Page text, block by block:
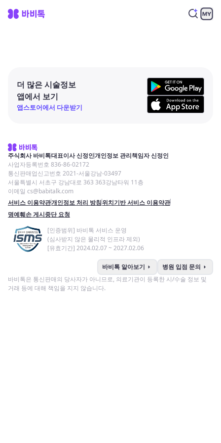
더 많은 시술정보
앱에서 보기
앱스토어에서 다운받기
주식회사 바비톡대표이사 신정인개인정보 관리책임자 신정인
사업자등록번호 836-86-02172
통신판매업신고번호 2021-서울강남-03497
서울특별시 서초구 강남대로 363 363강남타워 11층
이메일 cs@babitalk.com
서비스 이용약관개인정보 처리 방침위치기반 서비스 이용약관
명예훼손 게시중단 요청
[인증범위] 바비톡 서비스 운영
(심사받지 않은 물리적 인프라 제외)
[유효기간] 2024.02.07 ~ 2027.02.06
바비톡 알아보기 arrow_right 병원 입점 문의 arrow_right
바비톡은 통신판매의 당사자가 아니므로, 의료기관이 등록한 시/수술 정보 및
거래 등에 대해 책임을 지지 않습니다.